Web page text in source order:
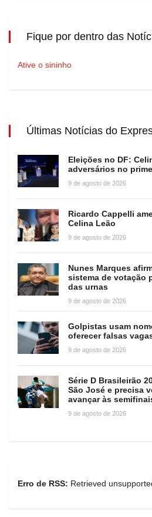
Fique por dentro das
Ative o sininho
Últimas Notícias do
Eleições no DF:
adversários no
9 de agosto de 2026
Ricardo Cappelli
Celina Leão
9 de agosto de 2026
Nunes Marques
sistema de votação
das urnas
9 de agosto de 2026
Golpistas usam
oferecer falsas
9 de agosto de 2026
Série D Brasileirão
São José e precisa
avançar às
9 de agosto de 2026
Erro de RSS: Retrieved